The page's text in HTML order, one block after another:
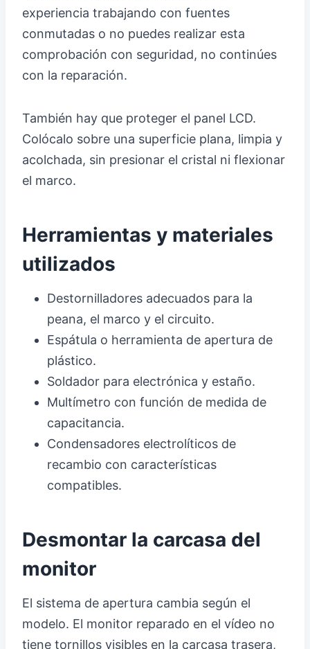
experiencia trabajando con fuentes
conmutadas o no puedes realizar esta
comprobación con seguridad, no continúes
con la reparación.
También hay que proteger el panel LCD.
Colócalo sobre una superficie plana, limpia y
acolchada, sin presionar el cristal ni flexionar
el marco.
Herramientas y materiales
utilizados
Destornilladores adecuados para la
peana, el marco y el circuito.
Espátula o herramienta de apertura de
plástico.
Soldador para electrónica y estaño.
Multímetro con función de medida de
capacitancia.
Condensadores electrolíticos de
recambio con características
compatibles.
Desmontar la carcasa del
monitor
El sistema de apertura cambia según el
modelo. El monitor reparado en el vídeo no
tiene tornillos visibles en la carcasa trasera,